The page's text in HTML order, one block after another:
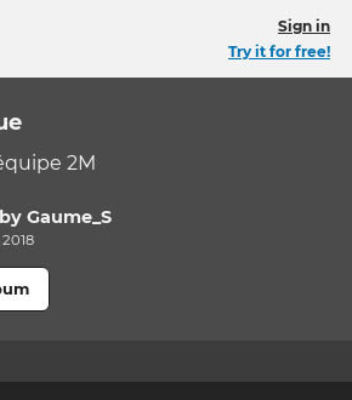
Sign in
Try it for free!
2M
byGaume_S